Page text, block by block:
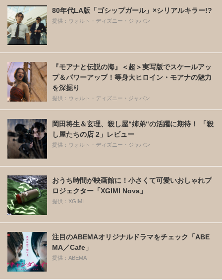
80年代LA版「ゴシップガール」×シリアルキラー!?
提供：ウォルト・ディズニー・ジャパン
『モアナと伝説の海』＜超＞実写版でスケールアッ
プ＆パワーアップ！等身大ヒロイン・モアナの魅力
を深掘り
提供：ウォルト・ディズニー・ジャパン
岡田将生＆玄理、殺し屋“姉弟“の活躍に期待！ 「殺
し屋たちの店 2」レビュー
提供：ウォルト・ディズニー・ジャパン
おうち時間が映画館に！小さくて可愛いおしゃれプ
ロジェクター「XGIMI Nova」
提供：XGIMI
注目のABEMAオリジナルドラマをチェック「ABE
MA／Cafe」
提供：ABEMA